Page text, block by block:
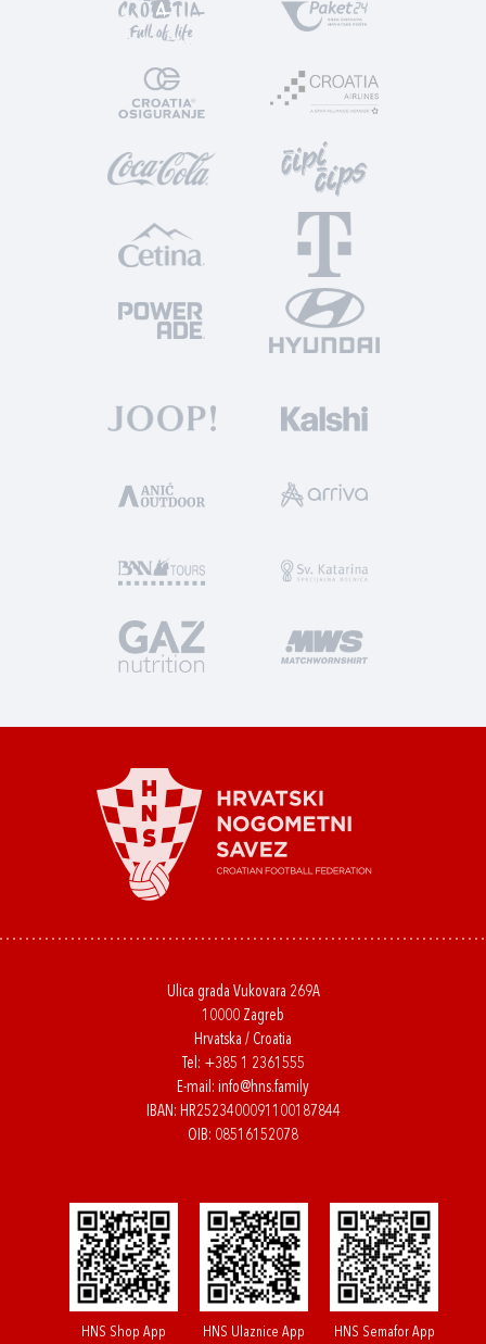
Ulica grada Vukovara 269A
10000 Zagreb
Hrvatska / Croatia
Tel: +385 1 2361555
E-mail: info@hns.family
IBAN: HR2523400091100187844
OIB: 08516152078
HNS Shop App HNS Ulaznice App HNS Semafor App